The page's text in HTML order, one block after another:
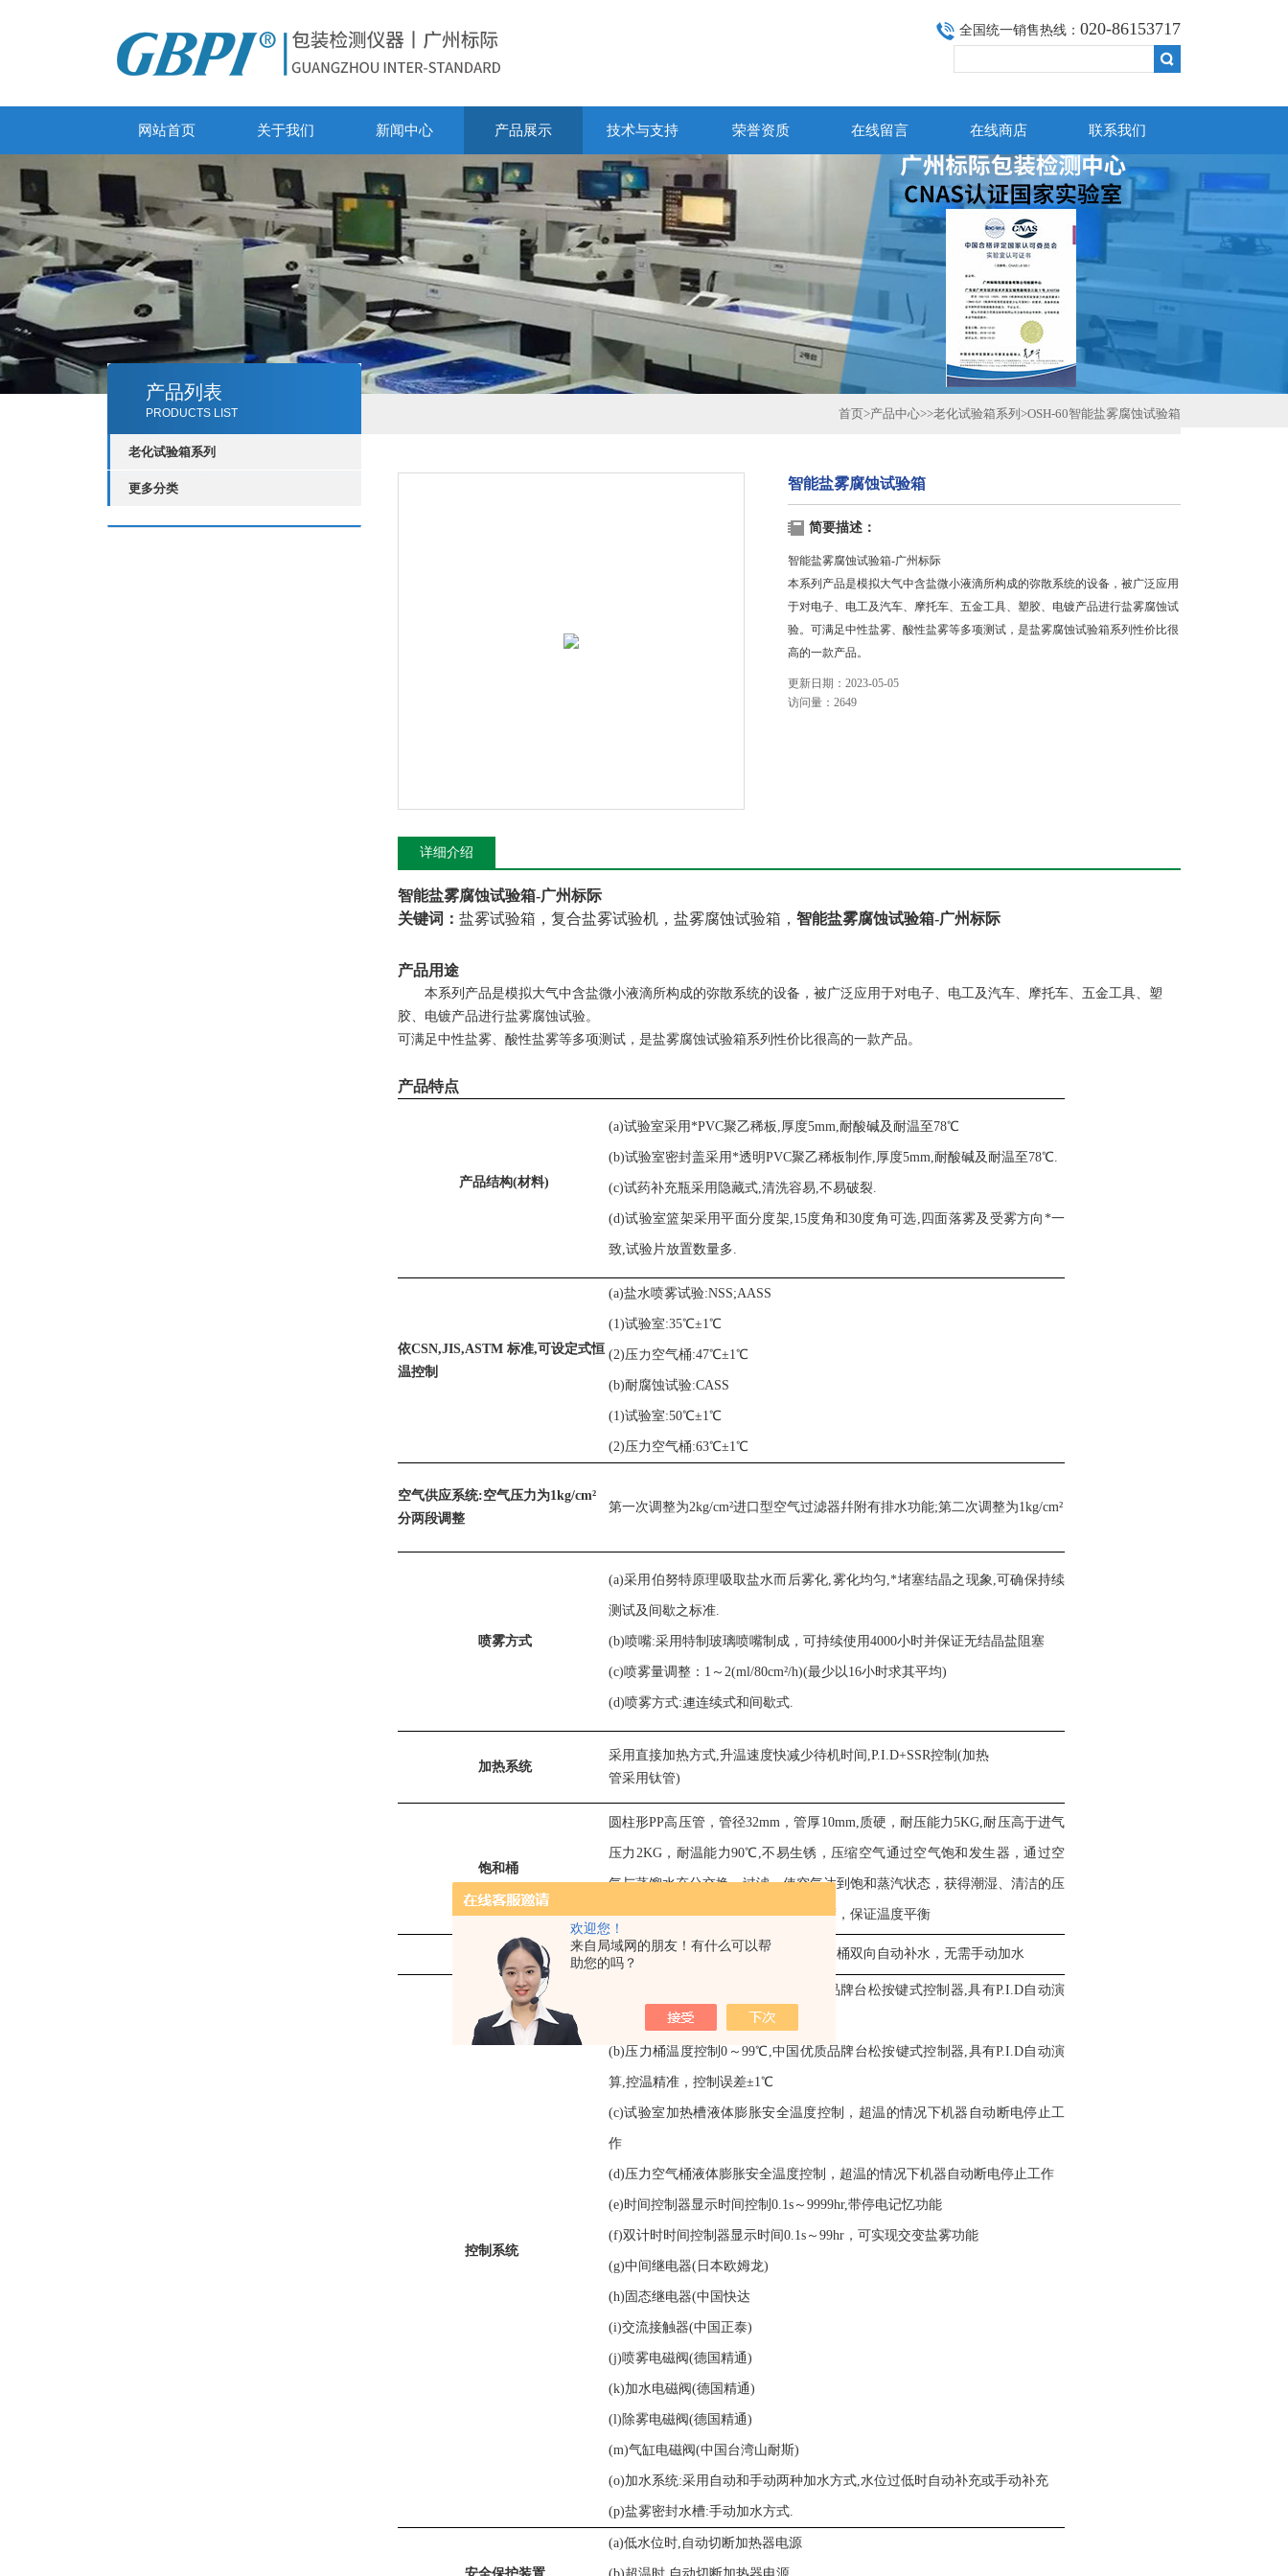
欢迎您！
来自局域网的朋友！有什么可以帮
助您的吗？
全国统一销售热线： 020-86153717
网站首页 关于我们 新闻中心 产品展示 技术与支持 荣誉资质 在线留言 在线商店 联系我们
产品列表
PRODUCTS LIST
老化试验箱系列
更多分类
首页>产品中心>>老化试验箱系列 >OSH-60智能盐雾腐蚀试验箱
智能盐雾腐蚀试验箱
简要描述：
智能盐雾腐蚀试验箱-广州标际
本系列产品是模拟大气中含盐微小液滴所构成的弥散系统的设备，被广泛应用
于对电子、电工及汽车、摩托车、五金工具、塑胶、电镀产品进行盐雾腐蚀试
验。可满足中性盐雾、酸性盐雾等多项测试，是盐雾腐蚀试验箱系列性价比很
高的一款产品。
更新日期：2023-05-05
访问量：2649
详细介绍
智能盐雾腐蚀试验箱-广州标际
关键词： 盐雾试验箱，复合盐雾试验机， 盐雾腐蚀试验箱， 智能盐雾腐蚀试验箱-广州标际
产品用途
本系列产品是模拟大气中含盐微小液滴所构成的弥散系统的设备，被广泛应用于对电子、电工及汽车、摩托车、五金工具、塑
胶、电镀产品进行盐雾腐蚀试验。
可满足中性盐雾、酸性盐雾等多项测试，是盐雾腐蚀试验箱系列性价比很高的一款产品。
产品特点
产品结构(材料)
(a)试验室采用*PVC聚乙稀板 ,厚度5mm,耐酸碱及耐温至 78℃
(b)试验室密封盖采用*透明PVC聚乙稀板制作,厚度5mm,耐酸碱及耐温至 78℃.
(c)试药补充瓶采用隐藏式,清洗容易,不易破裂.
(d)试验室篮架采用平面分度架,15度角和30度角可选,四面落雾及受雾方向*一
致,试验片放置数量多.
依CSN,JIS,ASTM 标准,可设定式恒
温控制
(a)盐水喷雾试验:NSS;AASS
(1)试验室:35℃±1℃
(2)压力空气桶:47℃±1℃
(b)耐腐蚀试验:CASS
(1)试验室:50℃±1℃
(2)压力空气桶:63℃±1℃
空气供应系统:空气压力为1kg/cm²
分两段调整
第一次调整为2kg/cm²进口型空气过滤器幷附有排水功能;第二次调整为1kg/cm²
喷雾方式
(a)采用伯努特原理吸取盐水而后雾化,雾化均匀,*堵塞结晶之现象,可确保持续
测试及间歇之标准.
(b)喷嘴:采用特制玻璃喷嘴制成，可持续使用4000小时并保证无结晶盐阻塞
(c)喷雾量调整：1～2(ml/80cm²/h)(最少以16小时求其平均)
(d)喷雾方式:連连续式和 间歇式.
加热系统
采用直接加热方式,升温速度快减少待机时间,P.I.D+SSR控制(加热
管采用钛管)
饱和桶
圆柱形PP高压管， 管径32mm，管厚10mm,质硬，耐压能力5KG,耐压高于进气
压力2KG，耐温能力90℃,不易生锈，压缩空气通过空气饱和发生器，通过空
气与蒸馏水充分交换、过滤，使空气达到饱和蒸汽状态，获得潮湿、清洁的压
缩空气，通过调整空气饱和发生器温度，保证温度平衡
补水功能 双位补水电磁阀 ，可实现实验室和压力桶双向自动补水，无需手动加水
控制系统
中国优质品牌台松按键式控制器,具有P.I.D自动演
控温精准，控制误差± 1℃
(b)压 力桶温 度控制0～99℃,中国优质品牌台松按键式控制器,具有P.I.D自动演
算,控温精准， 控制误差±1℃
(c)试验室加热槽液体膨胀安全温度控制， 超温的情况下机器自动断电停止工
作
(d)压力 空气桶液体膨胀安全温度控制， 超温的情况下机器自动断电停止工作
(e)时间控制器显示时间控制0.1s～9999hr,带停电记忆功能
(f)双计时时间控制器显示时间0.1s～99hr， 可实现交变盐雾功能
(g)中间继电器(日本欧姆龙)
(h)固态继电器(中国快达
(i)交流接触器(中国正泰)
(j)喷雾电磁阀(德国精通)
(k)加水电磁阀(德国精通)
(l)除雾电磁阀(德国精通)
(m)气缸电磁阀(中国台湾山耐斯)
(o)加水系统:采用自动和手动两种加水方式,水位过低时自动补充或手动补充
(p)盐雾密封水槽:手动加水方式.
(a)低水位时,自动切断加热器电源